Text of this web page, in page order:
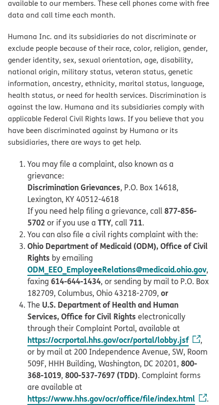
available to our members. These cell phones come with free
data and call time each month.
Humana Inc. and its subsidiaries do not discriminate or
exclude people because of their race, color, religion, gender,
gender identity, sex, sexual orientation, age, disability,
national origin, military status, veteran status, genetic
information, ancestry, ethnicity, marital status, language,
health status, or need for health services. Discrimination is
against the law. Humana and its subsidiaries comply with
applicable Federal Civil Rights laws. If you believe that you
have been discriminated against by Humana or its
subsidiaries, there are ways to get help.
You may file a complaint, also known as a
grievance:
Discrimination Grievances, P.O. Box 14618,
Lexington, KY 40512-4618
If you need help filing a grievance, call877-856-
5702 or if you use a TTY, call 711.
You can also file a civil rights complaint with the:
Ohio Department of Medicaid (ODM), Office of Civil
Rights by emailing
ODM_EEO_EmployeeRelations@medicaid.ohio.gov,
faxing 614-644-1434, or sending by mail to P.O. Box
182709, Columbus, Ohio 43218-2709, or
The U.S. Department of Health and Human
Services, Office for Civil Rights electronically
through their Complaint Portal, available at
https://ocrportal.hhs.gov/ocr/portal/lobby.jsf
,
or by mail at 200 Independence Avenue, SW, Room
509F, HHH Building, Washington, DC 20201, 800-
368-1019, 800-537-7697 (TDD). Complaint forms
are available at
https://www.hhs.gov/ocr/office/file/index.html .